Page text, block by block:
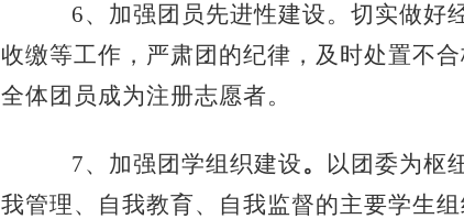
6、 加强团员先进性建设。切实做好
收缴等工作，严肃团的纪律，及时处置不
全体团员成为注册志愿者。
7、 加强团学组织建设。
以团委为枢
我管理、自我教育、自我监督的主要学生